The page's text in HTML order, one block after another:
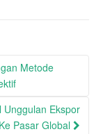
Metode
Unggulan Ekspor
Pasar Global